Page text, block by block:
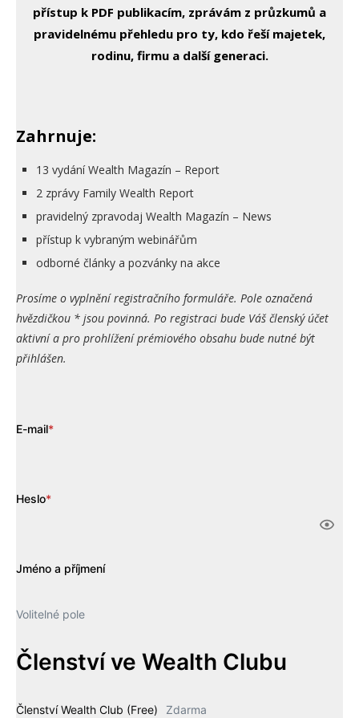
přístup k PDF publikacím, zprávám z průzkumů a
pravidelnému přehledu pro ty, kdo řeší majetek,
rodinu, firmu a další generaci.
Zahrnuje:
13 vydání Wealth Magazín – Report
2 zprávy Family Wealth Report
pravidelný zpravodaj Wealth Magazín – News
přístup k vybraným webinářům
odborné články a pozvánky na akce
Prosíme o vyplnění registračního formuláře. Pole označená
hvězdičkou * jsou povinná. Po registraci bude Váš členský účet
aktivní a pro prohlížení prémiového obsahu bude nutné být
přihlášen.
E-mail*
Heslo*
Jméno a příjmení
Volitelné pole
Členství ve Wealth Clubu
Členství Wealth Club (Free) Zdarma